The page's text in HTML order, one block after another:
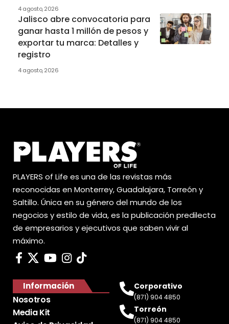
4 agosto, 2026
Jalisco abre convocatoria para
ganar hasta 1 millón de pesos y
exportar tu marca: Detalles y
registro
4 agosto, 2026
PLAYERS of Life es una de las revistas más
reconocidas en Monterrey, Guadalajara, Torreón y
Saltillo. Única en su género del mundo de los
negocios y estilo de vida, es la publicación predilecta
de empresarios y ejecutivos que saben vivir al
máximo.
Información
Nosotros
Media Kit
Corporativo
(871) 904 4850
Torreón
(871) 904 4850